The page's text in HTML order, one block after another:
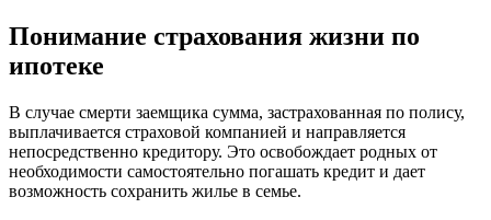
Понимание страхования жизни по
ипотеке
В случае смерти заемщика сумма, застрахованная по полису,
выплачивается страховой компанией и направляется
непосредственно кредитору. Это освобождает родных от
необходимости самостоятельно погашать кредит и дает
возможность сохранить жилье в семье.